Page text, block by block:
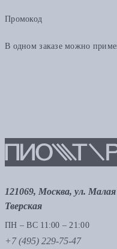
Промокод
В одном заказе можно
121069, Москва, ул.
Тверская
ПН – ВС 11:00 – 21:00
+7 (495) 229-75-47